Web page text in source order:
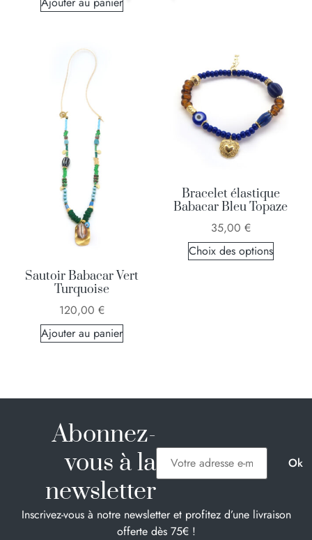
Sautoir Babacar Vert
Turquoise
120,00 €
Ajouter au panier
Bracelet élastique
Babacar Bleu Topaze
35,00 €
Choix des options
Abonnez-
vous à la
newsletter
Inscrivez-vous à notre newsletter et profitez d’une livraison
offerte dès 75€ !